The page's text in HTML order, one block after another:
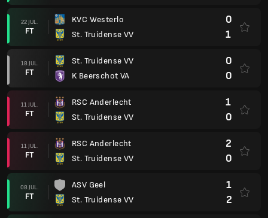
22 JUL.
FT
KVC Westerlo
St. Truidense VV
0
1
18 JUL.
FT
St. Truidense VV
K Beerschot VA
0
0
11 JUL.
FT
RSC Anderlecht
St. Truidense VV
1
0
11 JUL.
FT
RSC Anderlecht
St. Truidense VV
2
0
08 JUL.
FT
ASV Geel
St. Truidense VV
1
2